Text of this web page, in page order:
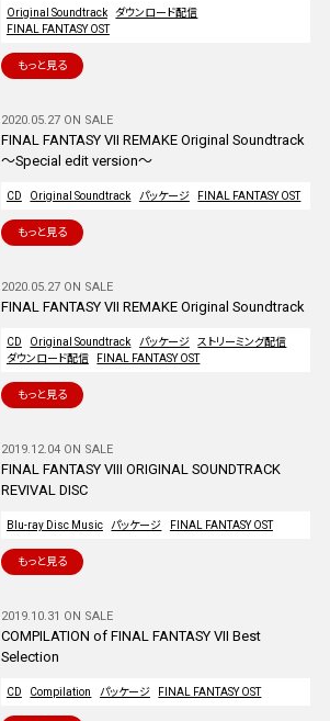
Original Soundtrack
ダウンロード配信
FINAL FANTASY OST
もっと見る
2020.05.27 ON SALE
FINAL FANTASY VII REMAKE Original Soundtrack
～Special edit version～
CD Original Soundtrack パッケージ FINAL FANTASY OST
もっと見る
2020.05.27 ON SALE
FINAL FANTASY VII REMAKE Original Soundtrack
CD Original Soundtrack パッケージ
ストリーミング配信
ダウンロード配信
FINAL FANTASY OST
もっと見る
2019.12.04 ON SALE
FINAL FANTASY VIII ORIGINAL SOUNDTRACK
REVIVAL DISC
Blu-ray Disc Music パッケージ FINAL FANTASY OST
もっと見る
2019.10.31 ON SALE
COMPILATION of FINAL FANTASY VII Best
Selection
CD Compilation パッケージ FINAL FANTASY OST